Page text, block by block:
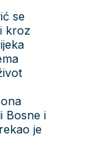
se
kroz
Bosne i
je